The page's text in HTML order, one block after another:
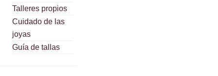
Talleres propios
Cuidado de las
joyas
Guía de tallas